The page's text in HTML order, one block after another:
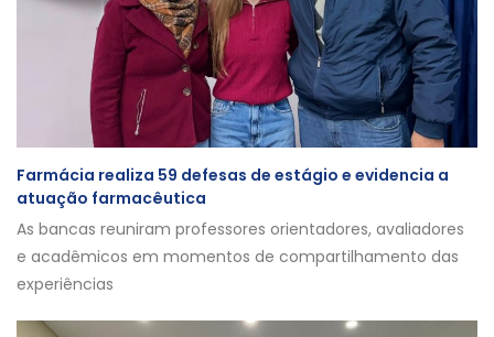
Farmácia realiza 59 defesas de estágio e evidencia a
atuação farmacêutica
As bancas reuniram professores orientadores, avaliadores
e acadêmicos em momentos de compartilhamento das
experiências